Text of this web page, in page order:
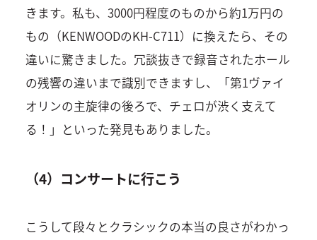
きます。私も、3000円程度のものから約1万円の
もの（KENWOODのKH-C711）に換えたら、その
違いに驚きました。冗談抜きで録音されたホール
の残響の違いまで識別できますし、「第1ヴァイ
オリンの主旋律の後ろで、チェロが渋く支えて
る！」といった発見もありました。
（4）コンサートに行こう
こうして段々とクラシックの本当の良さがわかっ